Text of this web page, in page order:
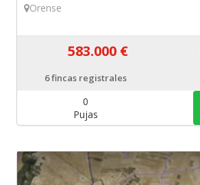
Orense
583.000 €
6fincas registrales
0
Pujas